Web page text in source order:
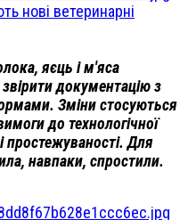
нові ветеринарні
яєць і м'яса
документацію з
Зміни стосуються
до технологічної
простежуваності. Для
навпаки, спростили.